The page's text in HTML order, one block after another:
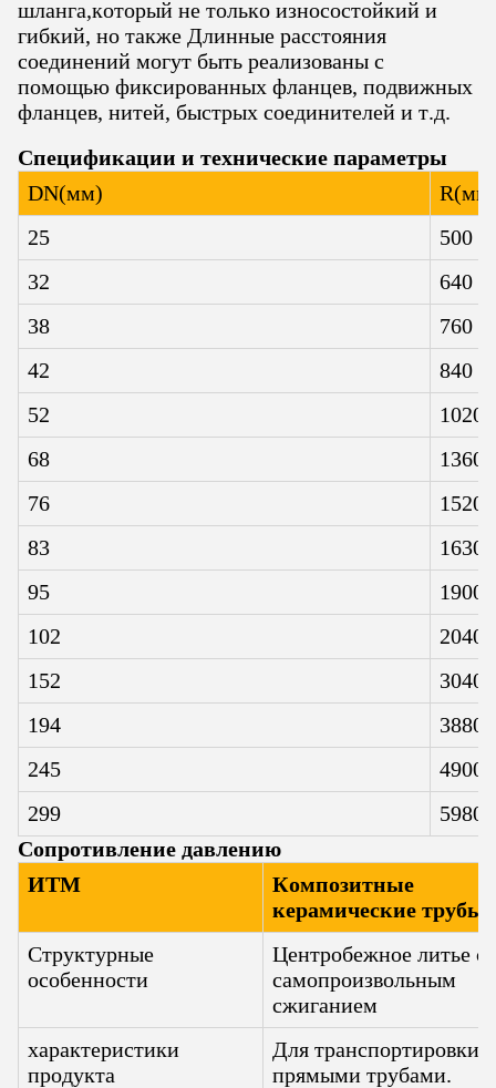
шланга,который не только износостойкий и
гибкий, но также Длинные расстояния
соединений могут быть реализованы с
помощью фиксированных фланцев, подвижных
фланцев, нитей, быстрых соединителей и т.д.
Спецификации и технические параметры
DN(мм) R(мм
25
500
32
640
38
760
42
840
52
1020
68
1360
76
1520
83
1630
95
1900
102
2040
152
3040
194
3880
245
4900
299
5980
Сопротивление давлению
ИТМ
Композитные
керамические трубы
Структурные
особенности
Центробежное литье с
самопроизвольным
сжиганием
характеристики
продукта
Для транспортировки
прямыми трубами.